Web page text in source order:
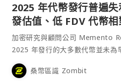
2025 年代幣發行普遍
發估值、低 FDV 代幣
加密研究與顧問公司 Memento
2025 年發行的大多數代幣並未為
下，以較低完全稀釋估值（FDV
顯優於那些以更高估值、聲量更
桑幣區識 Zombit